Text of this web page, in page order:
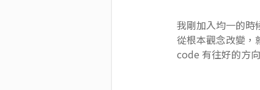
我剛加入均一的時
從根本觀念改變，
code 有往好的方